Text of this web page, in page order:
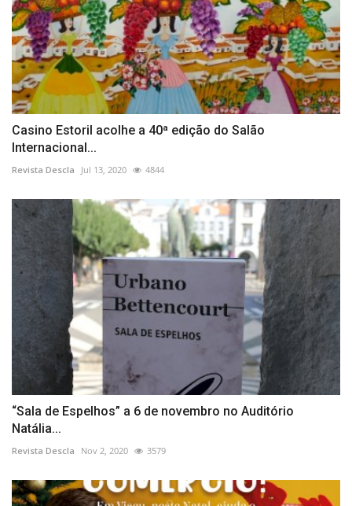
Casino Estoril acolhe a 40ª edição do Salão
Internacional...
Revista Descla Jul 13, 2020 4844
“Sala de Espelhos” a 6 de novembro no Auditório
Natália...
Revista Descla Nov 2, 2020 3579